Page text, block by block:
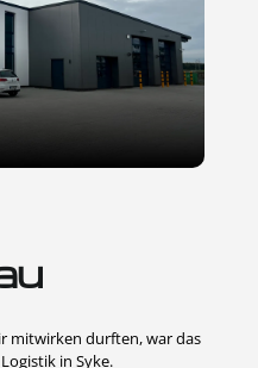
mitwirken durften, war das
in Syke.